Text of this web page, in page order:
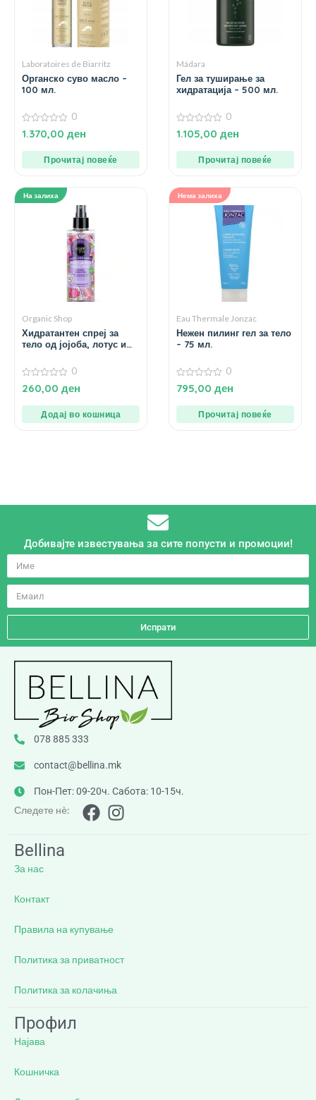
Laboratoires de Biarritz
Органско суво масло –
100 мл.
0
од
0
1.370,00 ден
Прочитај повеќе
Mádara
Гел за туширање за
хидратација – 500 мл.
0
од
0
1.105,00 ден
Прочитај повеќе
На залиха
Organic Shop
Хидратантен спреј за
тело од јојоба, лотус и
0
од
0
260,00 ден
Додај во кошница
Нема залиха
Eau Thermale Jonzac
Нежен пилинг гел за тело
– 75 мл.
0
од
0
795,00 ден
Прочитај повеќе
Добивајте известувања за сите попусти и промоции!
Испрати
078 885 333
contact@bellina.mk
Пон-Пет: 09-20ч. Сабота: 10-15ч.
Следете нè:
Bellina
За нас
Контакт
Правила на купување
Политика за приватност
Политика за колачиња
Профил
Најава
Кошничка